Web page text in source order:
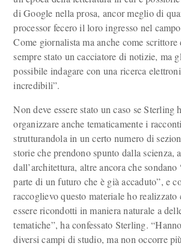
di Google nella prosa, ancor meglio di
processor fecero il loro ingresso nel
Come giornalista ma anche come
sempre stato un cacciatore di notizie, ma
possibile indagare con una ricerca
incredibili”.
Non deve essere stato un caso se Sterling
organizzare anche tematicamente i
strutturandola in un certo numero di
storie che prendono spunto dalla scienza,
dall’architettura, altre ancora che sondano
parte di un futuro che è già accaduto”, e
raccoglievo questo materiale ho realizzato
essere ricondotti in maniera naturale a
tematiche”, ha confessato Sterling.
diversi campi di studio, ma non occorre